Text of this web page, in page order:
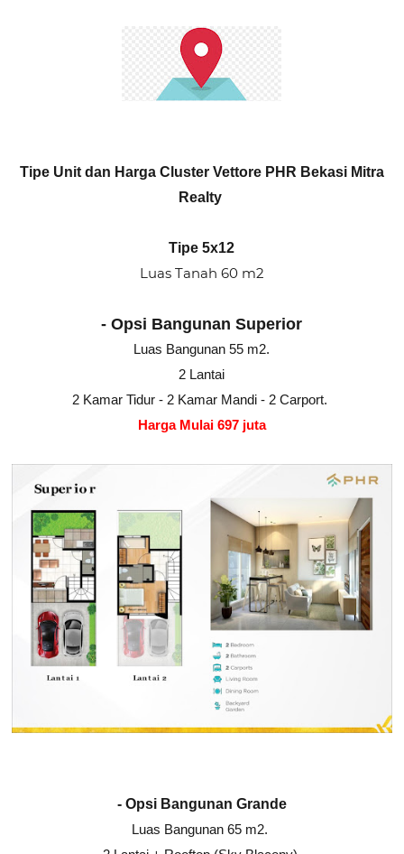
Tipe Unit dan Harga Cluster Vettore PHR Bekasi Mitra
Realty
Tipe 5x12
Luas Tanah 60 m2
- Opsi Bangunan Superior
Luas Bangunan 55 m2.
2 Lantai
2 Kamar Tidur - 2 Kamar Mandi - 2 Carport.
Harga Mulai 697 juta
- Opsi Bangunan Grande
Luas Bangunan 65 m2.